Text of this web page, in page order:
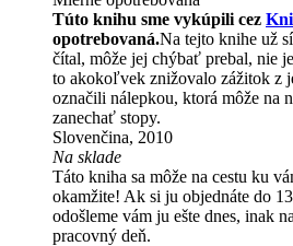
Túto knihu sme vykúpili cez
opotrebovaná.Na tejto knihe už
čítal, môže jej chýbať prebal, nie
to akokoľvek znižovalo zážitok z
označili nálepkou, ktorá môže na
zanechať stopy.
Slovenčina, 2010
Na sklade
Táto kniha sa môže na cestu ku
okamžite! Ak si ju objednáte do
odošleme vám ju ešte dnes, inak
pracovný deň.